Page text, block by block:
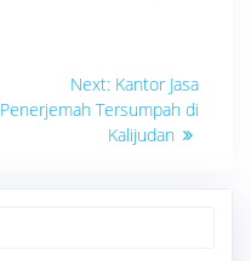
Next: Next
post:
Kantor Jasa
Penerjemah Tersumpah di
Kalijudan